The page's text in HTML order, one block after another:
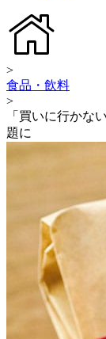
>
食品・飲料
>
「買いに行かな
題に